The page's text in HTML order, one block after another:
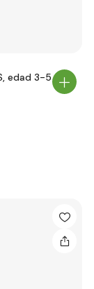
edad 3-5